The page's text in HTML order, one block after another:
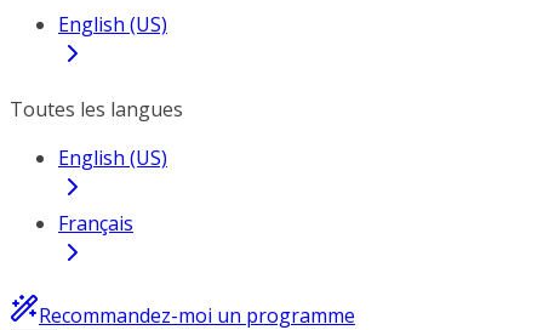
English (US)
Toutes les langues
English (US)
Français
Recommandez-moi un programme